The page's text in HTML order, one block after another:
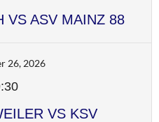
VS ASV MAINZ 88
26, 2026
VS KSV